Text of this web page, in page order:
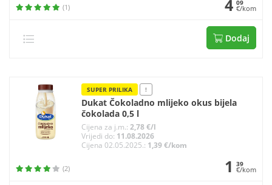
(1) 4 09
€/kom
Dodaj
SUPER PRILIKA !
Dukat Čokoladno mlijeko okus bijela
čokolada 0,5 l
Cijena za j.m.: 2,78 €/l
Vrijedi do: 11.08.2026
Cijena 02.05.2025.: 1,39 €/kom
(2) 1 39
€/kom